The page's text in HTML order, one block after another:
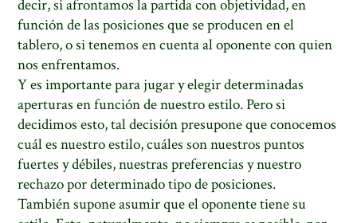
decir, si afrontamos la partida con objetividad, en
función de las posiciones que se producen en el
tablero, o si tenemos en cuenta al oponente con quien
nos enfrentamos.
Y es importante para jugar y elegir determinadas
aperturas en función de nuestro estilo. Pero si
decidimos esto, tal decisión presupone que conocemos
cuál es nuestro estilo, cuáles son nuestros puntos
fuertes y débiles, nuestras preferencias y nuestro
rechazo por determinado tipo de posiciones.
También supone asumir que el oponente tiene su